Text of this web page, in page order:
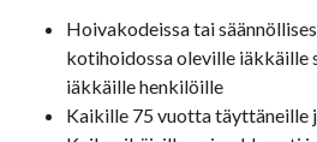
Hoivakodeissa tai
kotihoidossa oleville iäkkäille
iäkkäille henkilöille
Kaikille 75 vuotta täyttäneille